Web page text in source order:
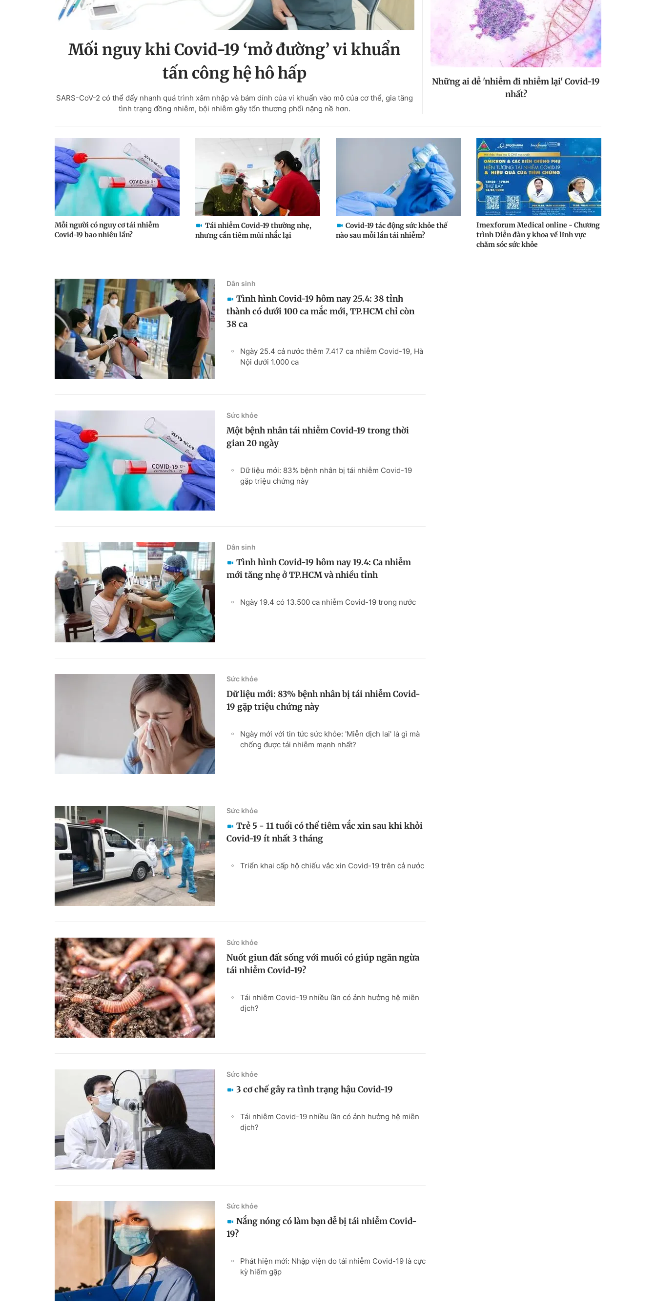
Mối nguy khi Covid-19 ‘mở đường’ vi khuẩn
tấn công hệ hô hấp
SARS-CoV-2 có thể đẩy nhanh quá trình xâm nhập và bám dính của vi khuẩn vào mô của cơ thể, gia tăng
tình trạng đồng nhiễm, bội nhiễm gây tổn thương phổi nặng nề hơn.
Những ai dễ 'nhiễm đi nhiễm lại' Covid-19
nhất?
Mỗi người có nguy cơ tái nhiễm
Covid-19 bao nhiêu lần?
Tái nhiễm Covid-19 thường nhẹ,
nhưng cần tiêm mũi nhắc lại
Covid-19 tác động sức khỏe thế
nào sau mỗi lần tái nhiễm?
Imexforum Medical online - Chương
trình Diễn đàn y khoa về lĩnh vực
chăm sóc sức khỏe
Dân sinh
Tình hình Covid-19 hôm nay 25.4: 38 tỉnh
thành có dưới 100 ca mắc mới, TP.HCM chỉ còn
38 ca
Ngày 25.4 cả nước thêm 7.417 ca nhiễm Covid-19, Hà
Nội dưới 1.000 ca
Sức khỏe
Một bệnh nhân tái nhiễm Covid-19 trong thời
gian 20 ngày
Dữ liệu mới: 83% bệnh nhân bị tái nhiễm Covid-19
gặp triệu chứng này
Dân sinh
Tình hình Covid-19 hôm nay 19.4: Ca nhiễm
mới tăng nhẹ ở TP.HCM và nhiều tỉnh
Ngày 19.4 có 13.500 ca nhiễm Covid-19 trong nước
Sức khỏe
Dữ liệu mới: 83% bệnh nhân bị tái nhiễm Covid-
19 gặp triệu chứng này
Ngày mới với tin tức sức khỏe: 'Miễn dịch lai' là gì mà
chống được tái nhiễm mạnh nhất?
Sức khỏe
Trẻ 5 - 11 tuổi có thể tiêm vắc xin sau khi khỏi
Covid-19 ít nhất 3 tháng
Triển khai cấp hộ chiếu vắc xin Covid-19 trên cả nước
Sức khỏe
Nuốt giun đất sống với muối có giúp ngăn ngừa
tái nhiễm Covid-19?
Tái nhiễm Covid-19 nhiều lần có ảnh hưởng hệ miễn
dịch?
Sức khỏe
3 cơ chế gây ra tình trạng hậu Covid-19
Tái nhiễm Covid-19 nhiều lần có ảnh hưởng hệ miễn
dịch?
Sức khỏe
Nắng nóng có làm bạn dễ bị tái nhiễm Covid-
19?
Phát hiện mới: Nhập viện do tái nhiễm Covid-19 là cực
kỳ hiếm gặp